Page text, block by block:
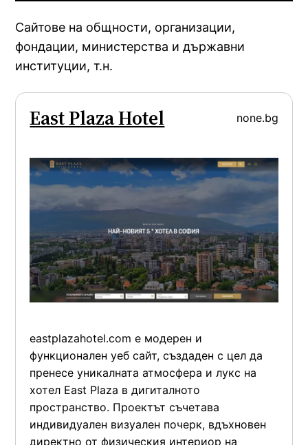
Сайтове на общности, организации,
фондации, министерства и държавни
институции, т.н.
East Plaza Hotel none.bg
eastplazahotel.com е модерен и
функционален уеб сайт, създаден с цел да
пренесе уникалната атмосфера и лукс на
хотел East Plaza в дигиталното
пространство. Проектът съчетава
индивидуален визуален почерк, вдъхновен
директно от физическия интериор на